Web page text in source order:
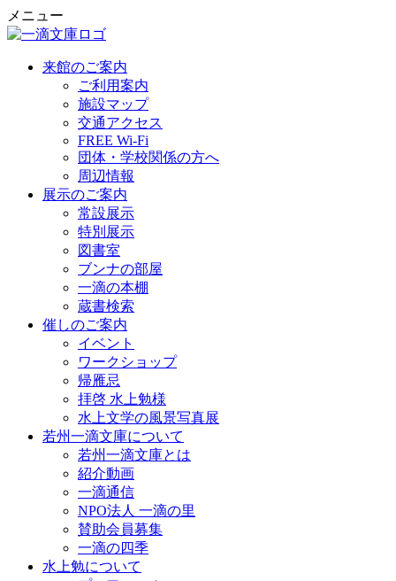
メニュー
来館のご案内
ご利用案内
施設マップ
交通アクセス
FREE Wi-Fi
団体・学校関係の方へ
周辺情報
展示のご案内
常設展示
特別展示
図書室
ブンナの部屋
一滴の本棚
蔵書検索
催しのご案内
イベント
ワークショップ
帰雁忌
拝啓 水上勉様
水上文学の風景写真展
若州一滴文庫について
若州一滴文庫とは
紹介動画
一滴通信
NPO法人 一滴の里
賛助会員募集
一滴の四季
水上勉について